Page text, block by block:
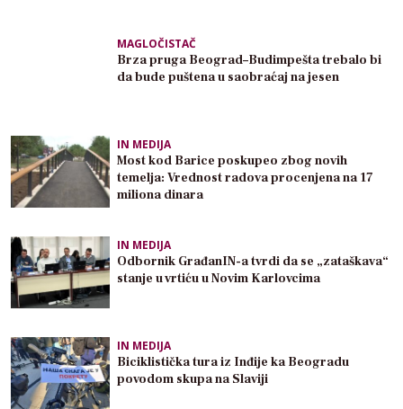
MAGLOČISTAČ
Brza pruga Beograd–Budimpešta trebalo bi
da bude puštena u saobraćaj na jesen
IN MEDIJA
Most kod Barice poskupeo zbog novih
temelja: Vrednost radova procenjena na 17
miliona dinara
IN MEDIJA
Odbornik GrađanIN-a tvrdi da se „zataškava“
stanje u vrtiću u Novim Karlovcima
IN MEDIJA
Biciklistička tura iz Inđije ka Beogradu
povodom skupa na Slaviji